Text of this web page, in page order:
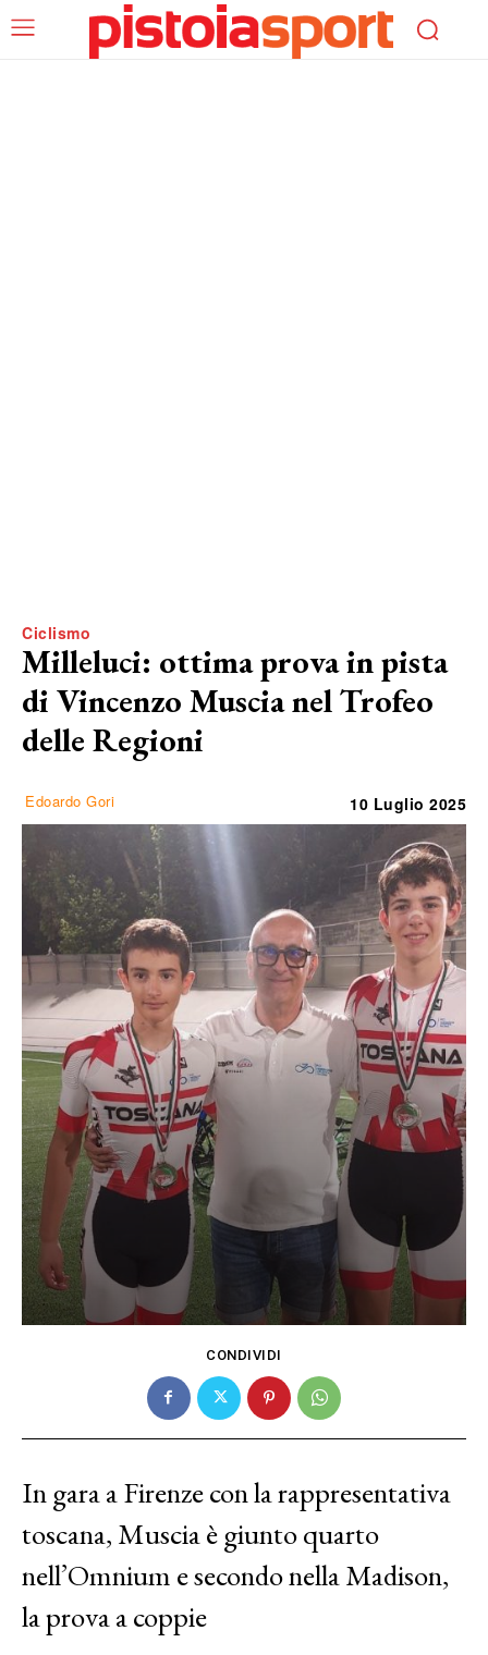
Ciclismo
Milleluci: ottima prova in pista
di Vincenzo Muscia nel Trofeo
delle Regioni
Edoardo Gori 10 Luglio 2025
CONDIVIDI
In gara a Firenze con la rappresentativa
toscana, Muscia è giunto quarto
nell’Omnium e secondo nella Madison,
la prova a coppie